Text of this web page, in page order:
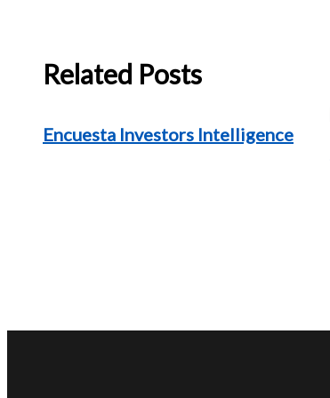
Related Posts
Encuesta Investors Intelligence